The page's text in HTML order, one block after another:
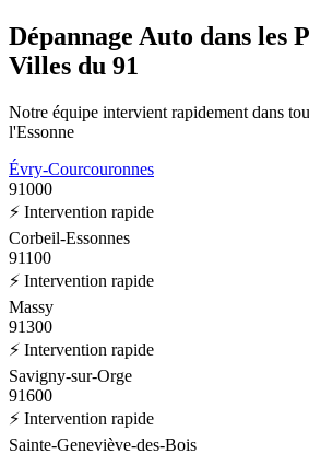
Dépannage Auto dans les
Villes du 91
Notre équipe intervient rapidement dans
l'Essonne
Évry-Courcouronnes
91000
⚡ Intervention rapide
Corbeil-Essonnes
91100
⚡ Intervention rapide
Massy
91300
⚡ Intervention rapide
Savigny-sur-Orge
91600
⚡ Intervention rapide
Sainte-Geneviève-des-Bois